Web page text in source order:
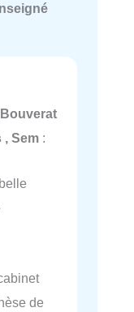
, Sem :
de